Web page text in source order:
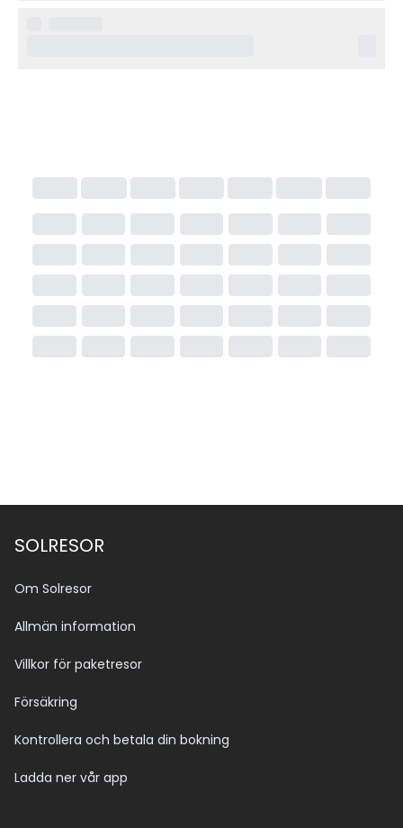
SOLRESOR
Om Solresor
Allmän information
Villkor för paketresor
Försäkring
Kontrollera och betala din bokning
Ladda ner vår app